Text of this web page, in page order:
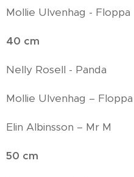
Mollie Ulvenhag - Floppa
40 cm
Nelly Rosell - Panda
Mollie Ulvenhag – Floppa
Elin Albinsson – Mr M
50 cm